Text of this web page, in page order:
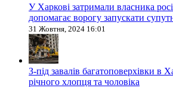
У Харкові затримали власника
допомагає ворогу запускати
31 Жовтня, 2024 16:01
З-під завалів багатоповерхівки в
річного хлопця та чоловіка